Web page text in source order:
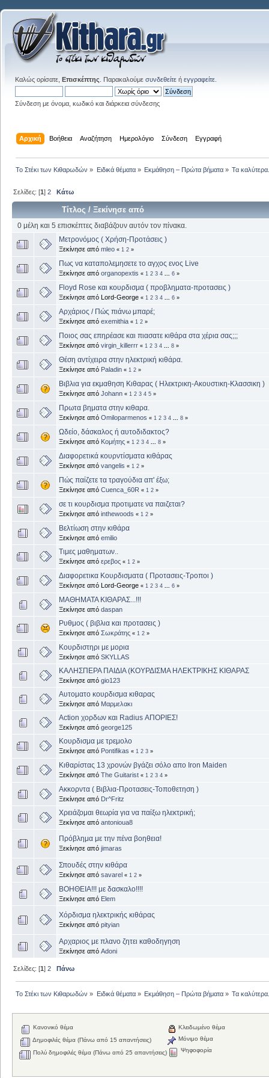
Καλώς ορίσατε, Επισκέπτης . Παρακαλούμε συνδεθείτε ή εγγραφείτε
Σύνδεση με όνομα, κωδικό και διάρκεια σύνδεσης
Αρχική Βοήθεια Αναζήτηση Ημερολόγιο Σύνδεση Εγγραφή
Το Στέκι των Κιθαρωδών » Ειδικά θέματα» Εκμάθηση – Πρώτα βήματα» Τα
Σελίδες: [1]2 Κάτω
Τίτλος /Ξεκίνησε από
0 μέλη και 5 επισκέπτες διαβάζουν αυτόν τον πίνακα.
Μετρονόμος ( Χρήση-Προτάσεις )
Ξεκίνησε από mleo « 1 2 »
Πως να καταπολεμησετε το αγχος ενος Live
Ξεκίνησε από organopextis « 1 2 3 4 6 »
Floyd Rose και κουρδισμα ( προβληματα-προτασεις )
Ξεκίνησε από Lord-George « 1 2 3 4 6 »
Αρχάριος / Πώς πιάνω μπαρέ;
Ξεκίνησε από exemithia « 1 2 »
Ποιος σας επηρέασε και πιασατε κιθάρα στα χέρια σας;;;
Ξεκίνησε από virgin_killerrr « 1 2 3 4 8 »
Θέση αντίχειρα στην ηλεκτρική κιθάρα.
Ξεκίνησε από Paladin « 1 2 »
Βιβλια για εκμαθηση Κιθαρας ( Ηλεκτρικη-Ακουστικη-Κλασσικη )
Ξεκίνησε από Johann « 1 2 3 4 5 »
Πρωτα βηματα στην κιθαρα.
Ξεκίνησε από Omiloparmenos « 1 2 3 4 8 »
Ωδείο, δάσκαλος ή αυτοδιδακτος?
Ξεκίνησε από Κομήτης « 1 2 3 4 8 »
Διαφορετικά κουρντίσματα κιθάρας
Ξεκίνησε από vangelis « 1 2 »
Πώς παίζετε τα τραγούδια απ' έξω;
Ξεκίνησε από Cuenca_60R « 1 2 »
σε τι κουρδισμα προτιματε να παιζεται?
Ξεκίνησε από inthewoods « 1 2 »
Βελτίωση στην κιθάρα
Ξεκίνησε από emilio
Τιμες μαθηματων..
Ξεκίνησε από ερεβος « 1 2 »
Διαφορετικα Κουρδισματα ( Προτασεις-Τροποι )
Ξεκίνησε από Lord-George « 1 2 3 4 6 »
ΜΑΘΗΜΑΤΑ ΚΙΘΑΡΑΣ...!!!
Ξεκίνησε από daspan
Ρυθμος ( βιβλια και προτασεις )
Ξεκίνησε από Σωκράτης « 1 2 »
Κουρδιστηρι με μορια
Ξεκίνησε από SKYLLAS
ΚΑΛΗΣΠΕΡΑ ΠΑΙΔΙΑ (ΚΟΥΡΔΙΣΜΑ ΗΛΕΚΤΡΙΚΗΣ ΚΙΘΑΡΑΣ
Ξεκίνησε από gio123
Αυτοματο κουρδισμα κιθαρας
Ξεκίνησε από Μαρμελακι
Action χορδων και Radius ΑΠΟΡΙΕΣ!
Ξεκίνησε από george125
Κουρδισμα με τρεμολο
Ξεκίνησε από Pontifikas « 1 2 3 »
Κιθαρίστας 13 χρονών βγάζει σόλο απο Iron Maiden
Ξεκίνησε από The Guitarist « 1 2 3 4 »
Ακκορντα ( Βιβλια-Προτασεις-Τοποθετηση )
Ξεκίνησε από Dr^Fritz
Χρειάζομαι θεωρία για να παίξω ηλεκτρική;
Ξεκίνησε από antonioua8
Πρόβλημα με την πένα βοηθεια!
Ξεκίνησε από jimaras
Σπουδές στην κιθάρα
Ξεκίνησε από savarel « 1 2 »
ΒΟΗΘΕΙΑ!!! με δασκαλο!!!!
Ξεκίνησε από Elem
Χόρδισμα ηλεκτρικής κιθάρας
Ξεκίνησε από pityian
Αρχαριος με πλανο ζητει καθοδηγηση
Ξεκίνησε από Adoni
Σελίδες: [1]2 Πάνω
Το Στέκι των Κιθαρωδών » Ειδικά θέματα» Εκμάθηση – Πρώτα βήματα» Τα
Κανονικό θέμα
Δημοφιλές θέμα (Πάνω από 15 απαντήσεις)
Πολύ δημοφιλές θέμα (Πάνω από 25 απαντήσεις)
Κλειδωμένο θέμα
Μόνιμο θέμα
Ψηφοφορία